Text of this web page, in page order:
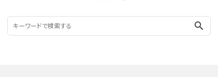
search